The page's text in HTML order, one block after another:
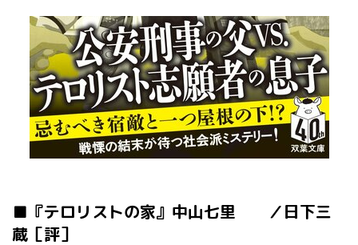
■『テロリストの家』中山七里 ／日下三
蔵［評］